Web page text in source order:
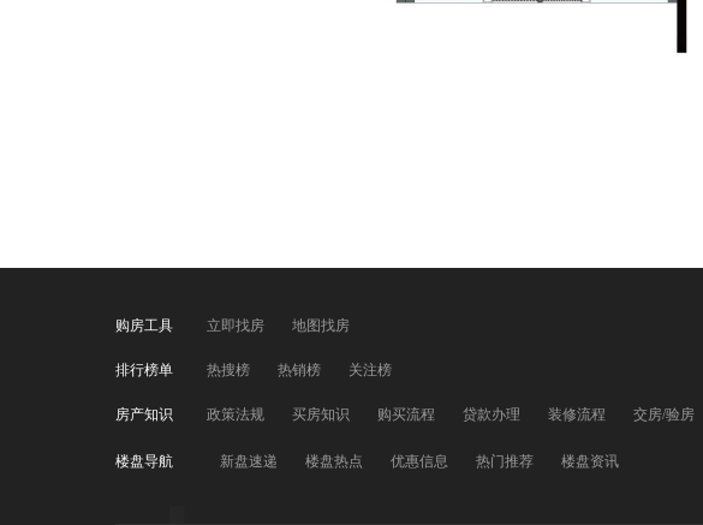
购房工具 立即找房 地图找房
排行榜单 热搜榜 热销榜 关注榜
房产知识 政策法规 买房知识 购买流程 贷款办理 装修流程 交房/验房
楼盘导航 新盘速递 楼盘热点 优惠信息 热门推荐 楼盘资讯